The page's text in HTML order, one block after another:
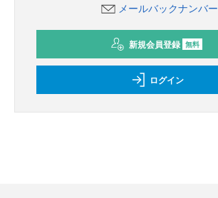
メールバックナンバー
新規会員登録 無料
ログイン